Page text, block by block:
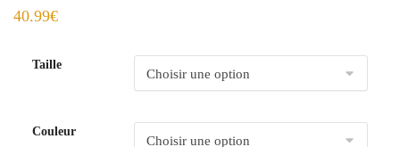
40.99€
Taille
Couleur